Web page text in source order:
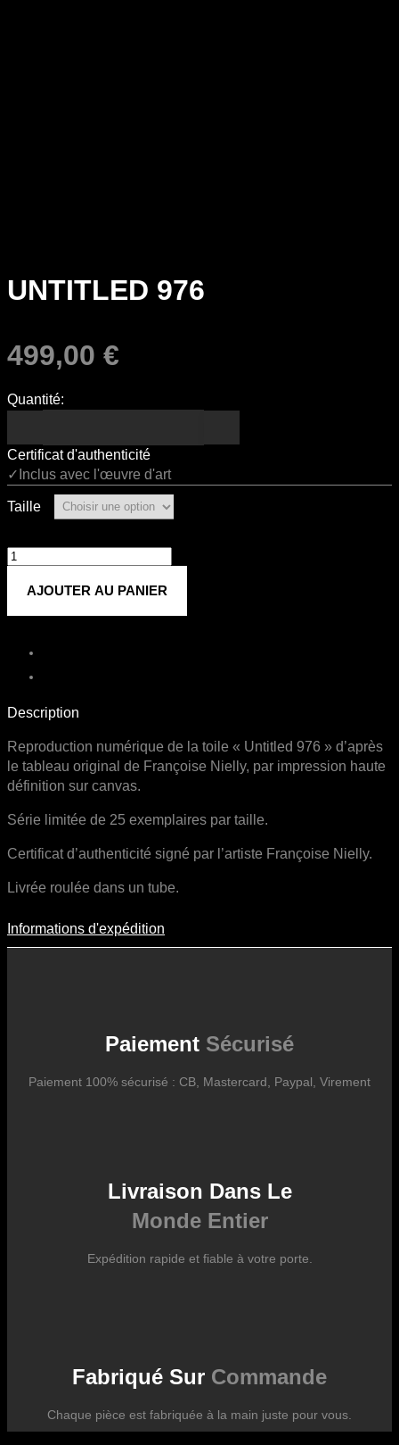
UNTITLED 976
499,00 €
Quantité:
Certificat d'authenticité
✓Inclus avec l'œuvre d'art
Taille
quantité
Untitled
976
AJOUTER AU PANIER
Description
Reproduction numérique de la toile « Untitled 976 » d’après
le tableau original de Françoise Nielly, par impression haute
définition sur canvas.
Série limitée de 25 exemplaires par taille.
Certificat d’authenticité signé par l’artiste Françoise Nielly.
Livrée roulée dans un tube.
Informations D'expédition
des fluctuations tarifaires des transporteurs internationaux.
Informations d'expédition
Paiement Sécurisé
Paiement 100% sécurisé : CB, Mastercard, Paypal, Virement
Livraison Dans Le
Monde Entier
Expédition rapide et fiable à votre porte.
Fabriqué Sur Commande
Chaque pièce est fabriquée à la main juste pour vous.